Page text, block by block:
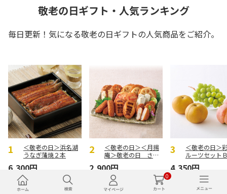
0
敬老の日ギフト・人気ランキング
毎日更新！気になる敬老の日ギフトの人気商品をご紹介。
＜敬老の日＞浜名湖
うなぎ蒲焼２本
6,300円
(送料・税込)
＜敬老の日＞＜月揚
庵＞敬老の日 さつ
2,900円
(送料・税込)
＜敬老の日＞
ルーツセット
4,350円
(送料・税込)